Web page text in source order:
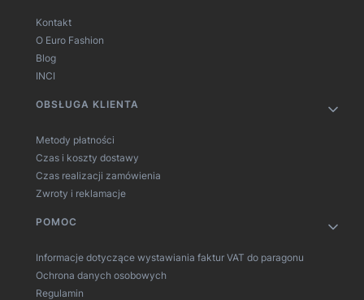
Kontakt
O Euro Fashion
Blog
INCI
OBSŁUGA KLIENTA
Metody płatności
Czas i koszty dostawy
Czas realizacji zamówienia
Zwroty i reklamacje
POMOC
Informacje dotyczące wystawiania faktur VAT do paragonu
Ochrona danych osobowych
Regulamin